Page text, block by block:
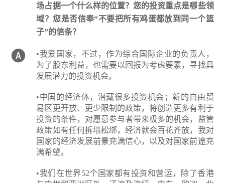
场占据一个什么样的位置？您的投资重点是哪些领
域？您是否信奉“不要把所有鸡蛋都放到同一个篮
子”的信条？
•我爱国家，不过，作为综合国际企业的负责人，
为了股东利益，也需要以回报为考虑要素，寻找具
发展潜力的投资机会。
•中国的经济体，潜藏很多投资机会；新的自由贸
易区更开放、更少限制的政策，将创造更多有利于
投资的条件，对愿意参与者带来极多的机会，监管
政策如有任何拆墙松绑，经济就会百花齐放，我对
国家的经济发展前景充满信心，以及对国家前途充
满希望。
•我们在世界52个国家都有投资和营运，除了香港